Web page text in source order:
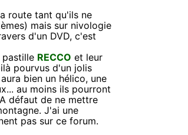
route tant qu'ils ne
mais sur nivologie
d'un DVD, c'est
RECCO et leur
pourvus d'un jolis
bien un hélico, une
au moins ils pourront
défaut de ne mettre
J'ai une
pas sur ce forum.